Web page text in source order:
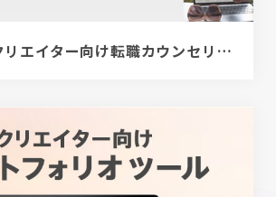
[PR]経験者クリエイター向け転職カウンセリング｜デザイナー / ディレクター / エンジニア